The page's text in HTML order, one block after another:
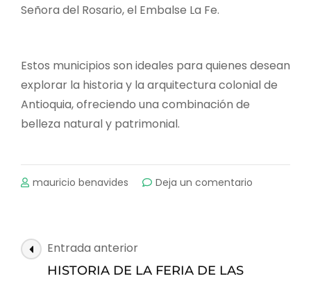
Señora del Rosario, el Embalse La Fe.
Estos municipios son ideales para quienes desean
explorar la historia y la arquitectura colonial de
Antioquia, ofreciendo una combinación de
belleza natural y patrimonial.
mauricio benavides Deja un comentario
Navegación
de
Entrada anterior
HISTORIA DE LA FERIA DE LAS